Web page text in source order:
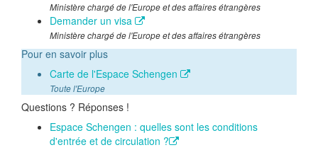
Ministère chargé de l'Europe et des affaires étrangères
Demander un visa
Ministère chargé de l'Europe et des affaires étrangères
Pour en savoir plus
Carte de l'Espace Schengen
Toute l'Europe
Questions ? Réponses !
Espace Schengen : quelles sont les conditions
d'entrée et de circulation ?